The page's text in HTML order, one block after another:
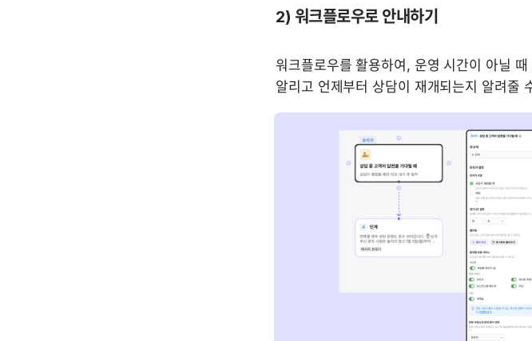
2) 워크플로우로 안내하기
워크플로우를 활용하여, 운영 시간이 아닐
알리고 언제부터 상담이 재개되는지 알려줄